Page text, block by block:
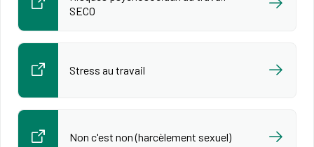
SECO
Stress au travail
Non c'est non (harcèlement sexuel)